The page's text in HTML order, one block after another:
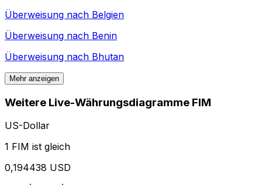
Überweisung nach Belgien
Überweisung nach Benin
Überweisung nach Bhutan
Mehr anzeigen
Weitere Live-Währungsdiagramme FIM
US-Dollar
1 FIM ist gleich
0,194438 USD